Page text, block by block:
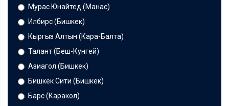
Мурас Юнайтед (Манас)
Илбирс (Бишкек)
Кыргыз Алтын (Кара-Балта)
Талант (Беш-Кунгей)
Азиагол (Бишкек)
Бишкек Сити (Бишкек)
Барс (Каракол)